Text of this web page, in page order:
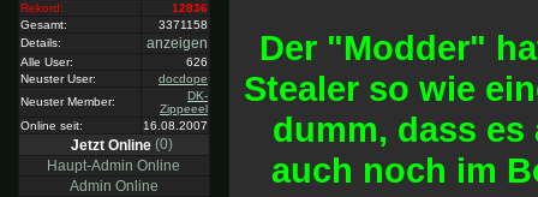
Rekord:
12836
Gesamt:
3371158
Details:
anzeigen
Alle User:
626
Neuster User:
docdope
Neuster Member:
DK-
Zippeeel
Online seit:
16.08.2007
Jetzt Online (0)
Haupt-Admin Online
Admin Online
Der "Modder"
Stealer so wie
dumm, dass
auch noch im